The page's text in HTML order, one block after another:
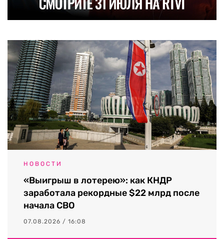
НОВОСТИ
«Выигрыш в лотерею»: как КНДР
заработала рекордные $22 млрд после
начала СВО
07.08.2026 / 16:08